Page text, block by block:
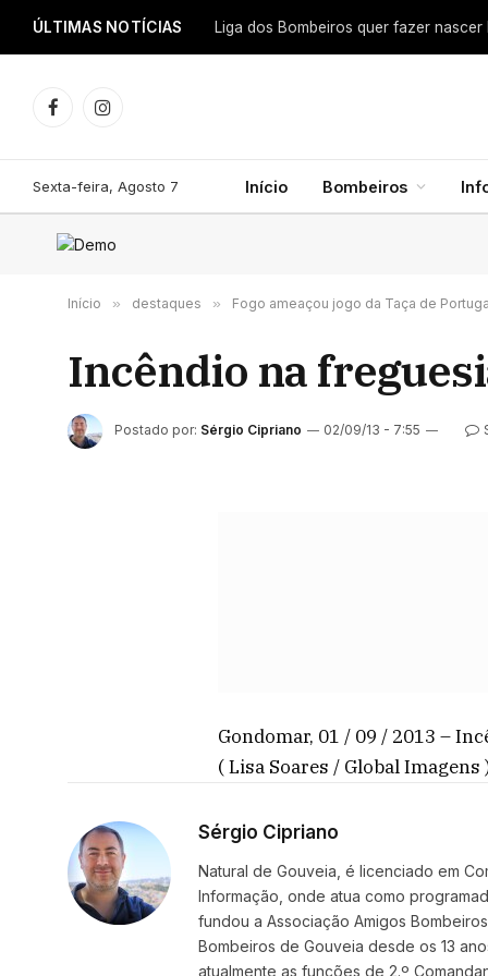
ÚLTIMAS NOTÍCIAS
FacebookInstagram
Sexta-feira, Agosto 7 Início Bombeiros
Início » destaques » Fogo ameaçou jogo da Taça de
Incêndio na
Postado por: Sérgio Cipriano 02/09/13 - 7:55
Gondomar, 01 / 09 / 2013 –
( Lisa Soares / Global Imagens
Sérgio Cipriano
Natural de Gouveia, é licenciado em
Informação, onde atua como
fundou a Associação Amigos
Bombeiros de Gouveia desde os 13
atualmente as funções de 2.º